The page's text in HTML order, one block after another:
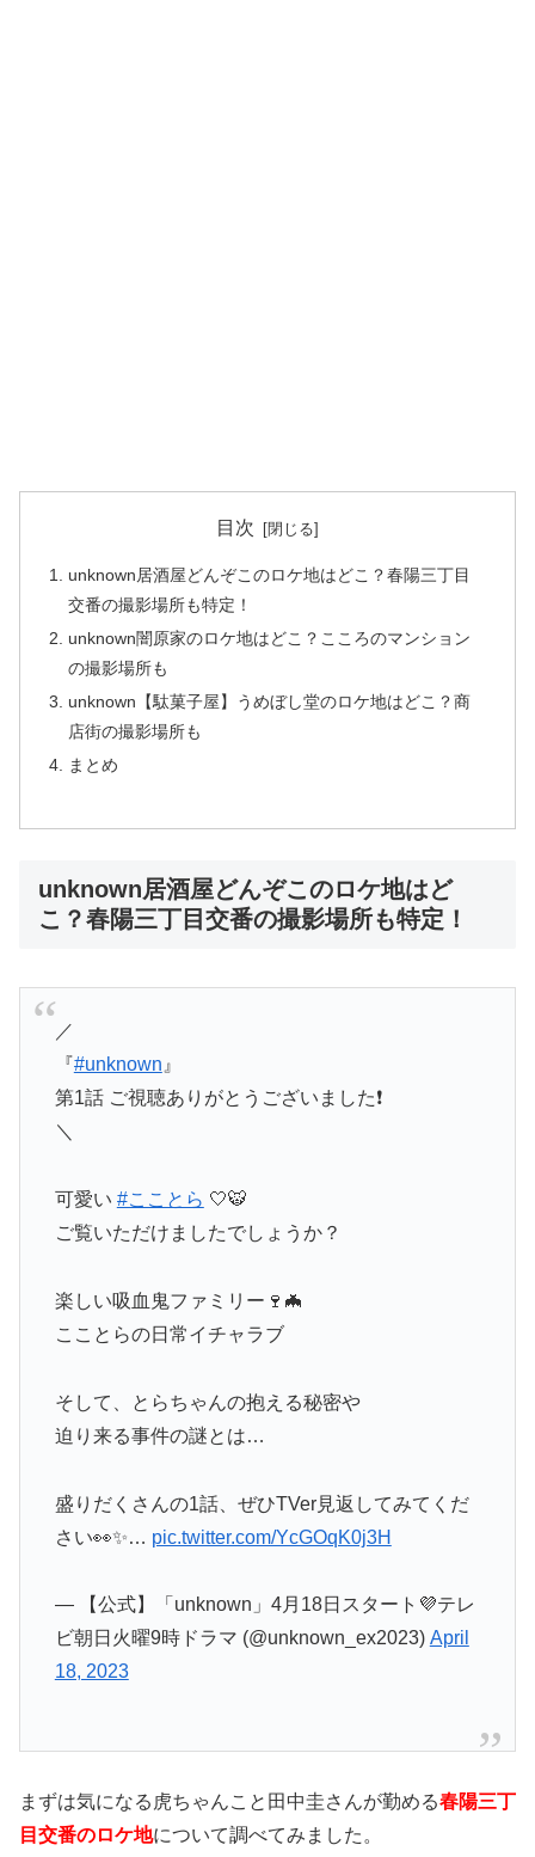
目次
unknown居酒屋どんぞこのロケ地はどこ？春陽三丁目
交番の撮影場所も特定！
unknown闇原家のロケ地はどこ？こころのマンション
の撮影場所も
unknown【駄菓子屋】うめぼし堂のロケ地はどこ？商
店街の撮影場所も
まとめ
unknown居酒屋どんぞこのロケ地はど
こ？春陽三丁目交番の撮影場所も特定！
／
『#unknown』
第1話 ご視聴ありがとうございました❗️
＼
可愛い #こことら 🤍🐯
ご覧いただけましたでしょうか？
楽しい吸血鬼ファミリー🍷🦇
こことらの日常イチャラブ
そして、とらちゃんの抱える秘密や
迫り来る事件の謎とは…
盛りだくさんの1話、ぜひTVer見返してみてくだ
さい👀✨… pic.twitter.com/YcGOqK0j3H
— 【公式】「unknown」4月18日スタート💜テレ
ビ朝日火曜9時ドラマ (@unknown_ex2023) April
18, 2023
まずは気になる虎ちゃんこと田中圭さんが勤める春陽三丁
目交番のロケ地について調べてみました。